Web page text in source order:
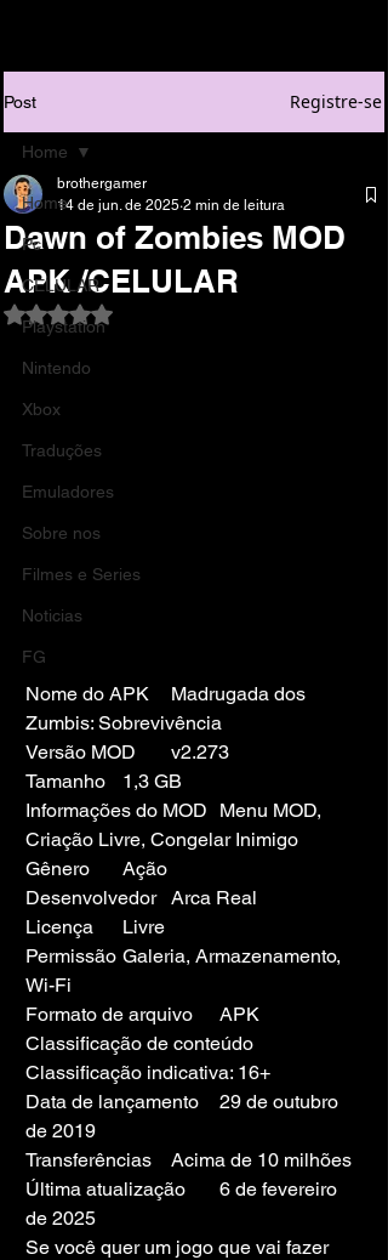
Post Registre-se
Home
Pc
CELULAR
Playstation
Nintendo
Xbox
Traduções
Emuladores
Sobre nos
Filmes e Series
Noticias
FG
Home
Dawn of Zombies MOD
APK /CELULAR
brothergamer
14 de jun. de 2025 2 min de leitura
Avaliado com NaN de 5 estrelas.
Nome do APK	Madrugada dos
Zumbis: Sobrevivência
Versão MOD	v2.273
Tamanho	1,3 GB
Informações do MOD	Menu MOD,
Criação Livre, Congelar Inimigo
Gênero	Ação
Desenvolvedor	Arca Real
Licença	Livre
Permissão	Galeria, Armazenamento,
Wi-Fi
Formato de arquivo	APK
Classificação de conteúdo
Classificação indicativa: 16+
Data de lançamento	29 de outubro
de 2019
Transferências	Acima de 10 milhões
Última atualização	6 de fevereiro
de 2025
Se você quer um jogo que vai fazer